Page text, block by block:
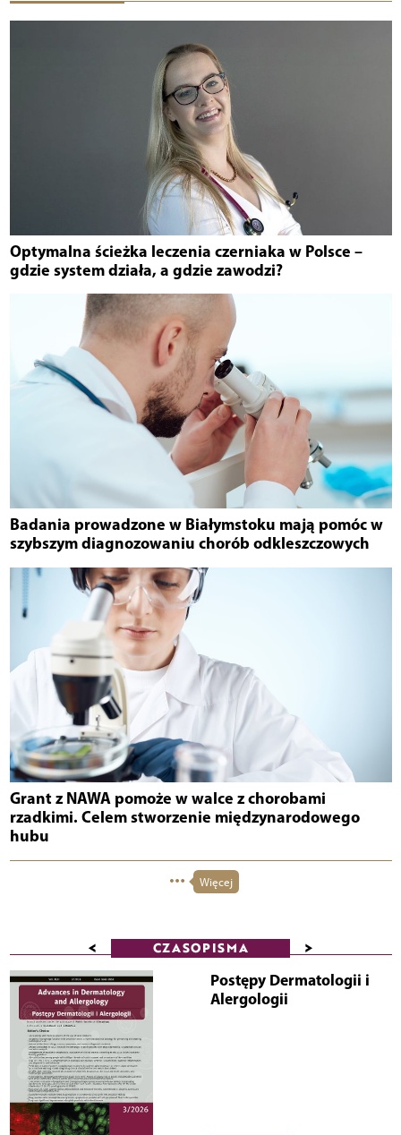
Optymalna ścieżka leczenia czerniaka w Polsce –
gdzie system działa, a gdzie zawodzi?
Badania prowadzone w Białymstoku mają pomóc w
szybszym diagnozowaniu chorób odkleszczowych
Grant z NAWA pomoże w walce z chorobami
rzadkimi. Celem stworzenie międzynarodowego
hubu
Więcej
< CZASOPISMA >
Postępy Dermatologii i
Alergologii